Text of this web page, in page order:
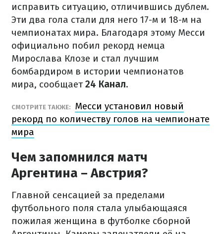
исправить ситуацию, отличившись дублем.
Эти два гола стали для него 17-м и 18-м на
чемпионатах мира. Благодаря этому Месси
официально побил рекорд немца
Мирослава Клозе и стал лучшим
бомбардиром в истории чемпионатов
мира, сообщает24 Канал.
СМОТРИТЕ ТАКЖЕ:
Месси установил новый
рекорд по количеству голов на чемпионате
мира
Чем запомнился матч
Аргентина – Австрия?
Главной сенсацией за пределами
футбольного поля стала улыбающаяся
пожилая женщина в футболке сборной